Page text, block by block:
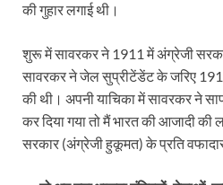
की गुहार लगाई थी।
शुरू में सावरकर ने 1911 में अंग्रेजी
सावरकर ने जेल सुप्रीटेंडेंट के जरिए
की थी। अपनी याचिका में सावरकर ने
कर दिया गया तो मैं भारत की आजादी की
सरकार (अंग्रेजी हुकूमत) के प्रति